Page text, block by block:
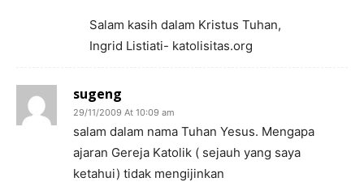
Salam kasih dalam Kristus Tuhan,
Ingrid Listiati- katolisitas.org
sugeng
29/11/2009 At 10:09 am
salam dalam nama Tuhan Yesus. Mengapa
ajaran Gereja Katolik ( sejauh yang saya
ketahui) tidak mengijinkan